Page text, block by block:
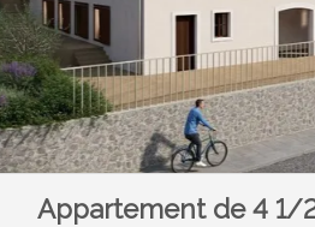
Appartement de 4 1/